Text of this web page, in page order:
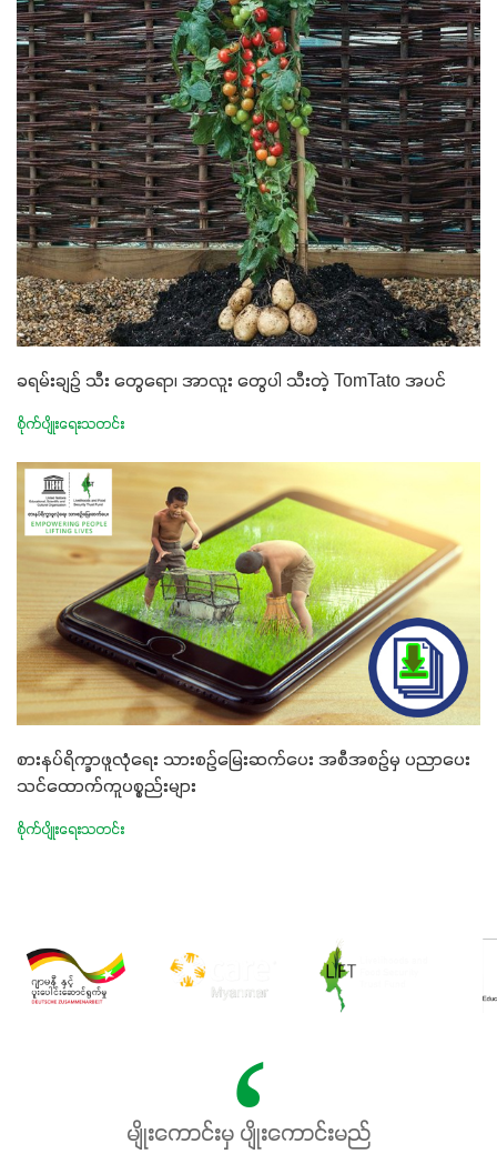
ခရမ်းချဉ် သီး တွေရော၊ အာလူး တွေပါ သီးတဲ့ TomTato အပင်
စိုက်ပျိုးရေးသတင်း
စားနပ်ရိက္ခာဖူလုံရေး သားစဉ်မြေးဆက်ပေး အစီအစဉ်မှ ပညာပေး
သင်ထောက်ကူပစ္စည်းများ
စိုက်ပျိုးရေးသတင်း
မျိုးကောင်းမှ ပျိုးကောင်းမည်